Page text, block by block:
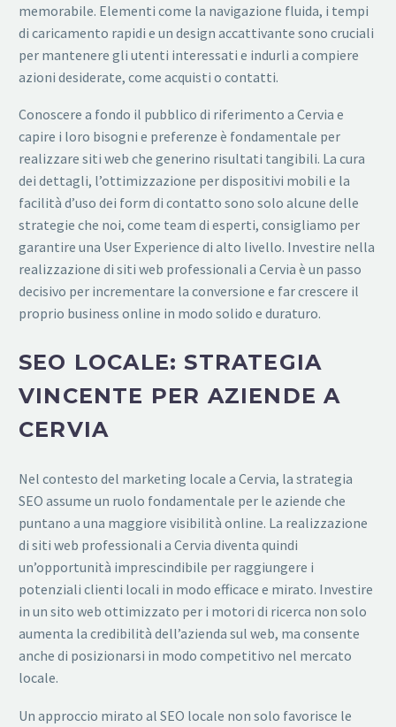
memorabile. Elementi come la navigazione fluida, i tempi
di caricamento rapidi e un design accattivante sono cruciali
per mantenere gli utenti interessati e indurli a compiere
azioni desiderate, come acquisti o contatti.
Conoscere a fondo il pubblico di riferimento a Cervia e
capire i loro bisogni e preferenze è fondamentale per
realizzare siti web che generino risultati tangibili. La cura
dei dettagli, l’ottimizzazione per dispositivi mobili e la
facilità d’uso dei form di contatto sono solo alcune delle
strategie che noi, come team di esperti, consigliamo per
garantire una User Experience di alto livello. Investire nella
realizzazione di siti web professionali a Cervia è un passo
decisivo per incrementare la conversione e far crescere il
proprio business online in modo solido e duraturo.
SEO LOCALE: STRATEGIA
VINCENTE PER AZIENDE A
CERVIA
Nel contesto del marketing locale a Cervia, la strategia
SEO assume un ruolo fondamentale per le aziende che
puntano a una maggiore visibilità online. La realizzazione
di siti web professionali a Cervia diventa quindi
un’opportunità imprescindibile per raggiungere i
potenziali clienti locali in modo efficace e mirato. Investire
in un sito web ottimizzato per i motori di ricerca non solo
aumenta la credibilità dell’azienda sul web, ma consente
anche di posizionarsi in modo competitivo nel mercato
locale.
Un approccio mirato al SEO locale non solo favorisce le